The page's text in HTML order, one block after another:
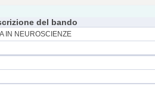
del bando
IN NEUROSCIENZE